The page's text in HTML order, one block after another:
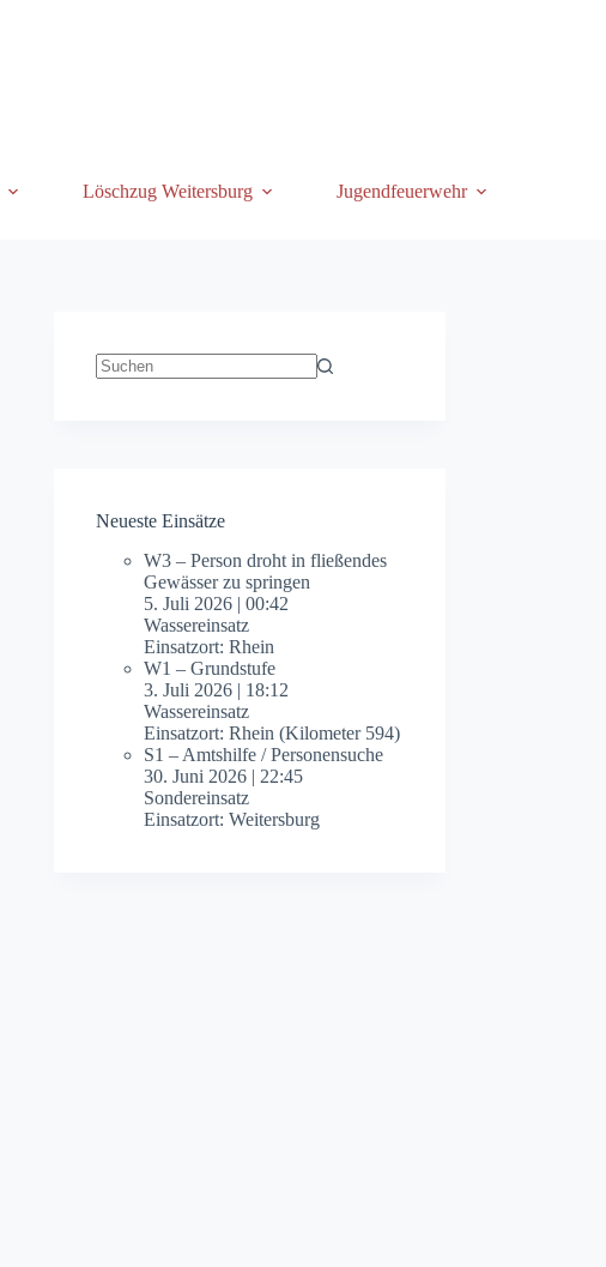
Löschzug Weitersburg Jugendfeuerwehr
Neueste Einsätze
W3 – Person droht in fließendes
Gewässer zu springen
5. Juli 2026 |00:42
Wassereinsatz
Einsatzort: Rhein
W1 – Grundstufe
3. Juli 2026 | 18:12
Wassereinsatz
Einsatzort: Rhein (Kilometer 594)
S1 – Amtshilfe / Personensuche
30. Juni 2026 | 22:45
Sondereinsatz
Einsatzort: Weitersburg